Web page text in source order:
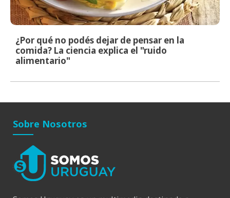
¿Por qué no podés dejar de pensar en la
comida? La ciencia explica el "ruido
alimentario"
Sobre Nosotros